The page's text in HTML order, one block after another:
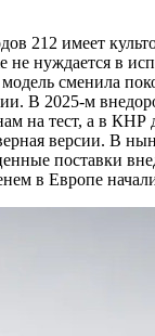
212 имеет
не нуждается в
сменила
В 2025-м
на тест, а в КНР
версии. В
поставки
в Европе